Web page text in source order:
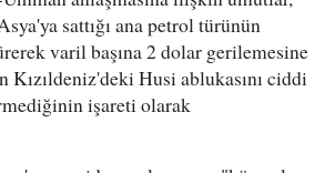
sattığı ana petrol türünün
varil başına 2 dolar gerilemesine
Kızıldeniz'deki Husi ablukasını ciddi
işareti olarak